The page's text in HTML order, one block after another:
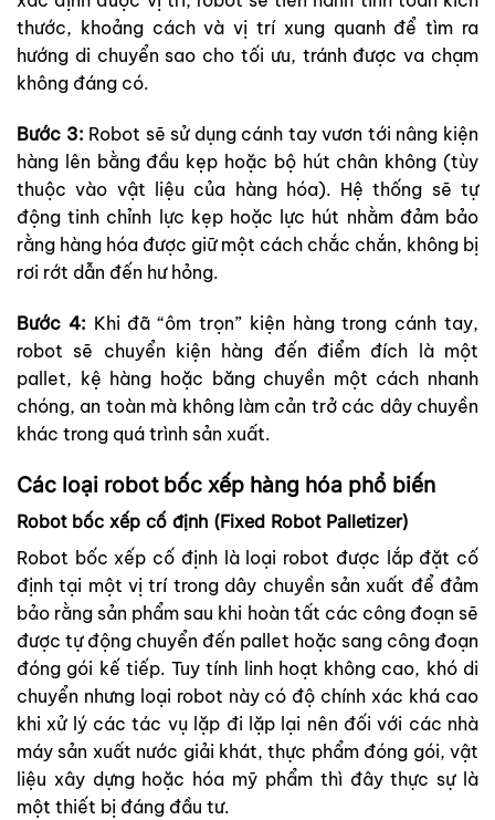
thước, khoảng cách và vị trí xung quanh để tìm ra
hướng di chuyển sao cho tối ưu, tránh được va chạm
không đáng có.
Bước 3: Robot sẽ sử dụng cánh tay vươn tới nâng kiện
hàng lên bằng đầu kẹp hoặc bộ hút chân không (tùy
thuộc vào vật liệu của hàng hóa). Hệ thống sẽ tự
động tinh chỉnh lực kẹp hoặc lực hút nhằm đảm bảo
rằng hàng hóa được giữ một cách chắc chắn, không bị
rơi rớt dẫn đến hư hỏng.
Bước 4: Khi đã “ôm trọn” kiện hàng trong cánh tay,
robot sẽ chuyển kiện hàng đến điểm đích là một
pallet, kệ hàng hoặc băng chuyền một cách nhanh
chóng, an toàn mà không làm cản trở các dây chuyền
khác trong quá trình sản xuất.
Các loại robot bốc xếp hàng hóa phổ biến
Robot bốc xếp cố định (Fixed Robot Palletizer)
Robot bốc xếp cố định là loại robot được lắp đặt cố
định tại một vị trí trong dây chuyền sản xuất để đảm
bảo rằng sản phẩm sau khi hoàn tất các công đoạn sẽ
được tự động chuyển đến pallet hoặc sang công đoạn
đóng gói kế tiếp. Tuy tính linh hoạt không cao, khó di
chuyển nhưng loại robot này có độ chính xác khá cao
khi xử lý các tác vụ lặp đi lặp lại nên đối với các nhà
máy sản xuất nước giải khát, thực phẩm đóng gói, vật
liệu xây dựng hoặc hóa mỹ phẩm thì đây thực sự là
một thiết bị đáng đầu tư.